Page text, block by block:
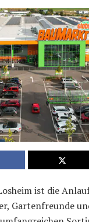
ist die
Gartenfreunde